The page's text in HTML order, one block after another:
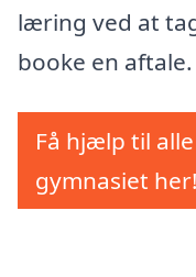
læring ved at
booke en aftale.
Få hjælp til
gymnasiet her!